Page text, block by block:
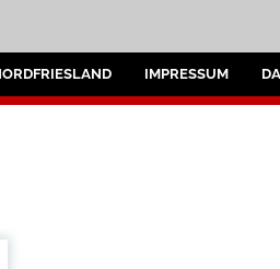
für
IMPRESSUM